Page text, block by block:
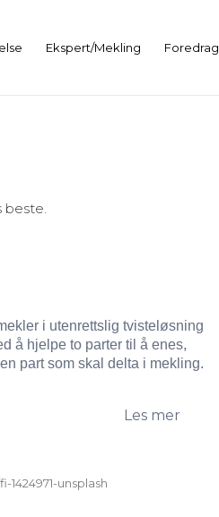
Ekspert/Mekling Foredrag
beste.
i utenrettslig tvisteløsning
å hjelpe to parter til å enes,
part som skal delta i mekling.
Les mer